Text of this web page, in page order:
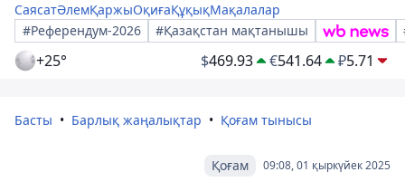
СаясатӘлемҚаржыОқиғаҚұқықМақалалар
#Референдум-2026
#Қазақстан мақтанышы
+25° $469.93 €541.64 ₽5.71
Басты Барлық жаңалықтар Қоғам тынысы
09:08, 01 қыркүйек 2025
Қоғам